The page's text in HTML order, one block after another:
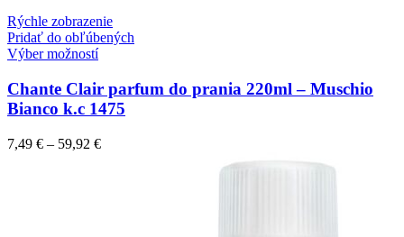
Rýchle zobrazenie
Pridať do obľúbených
Výber možností
Chante Clair parfum do prania 220ml – Muschio
Bianco k.c 1475
7,49 € – 59,92 €